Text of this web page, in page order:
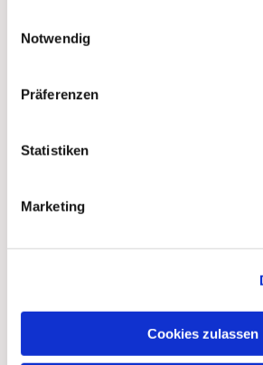
Notwendig
Präferenzen
Statistiken
Marketing
Cookies zulassen
Dies könnte Sie